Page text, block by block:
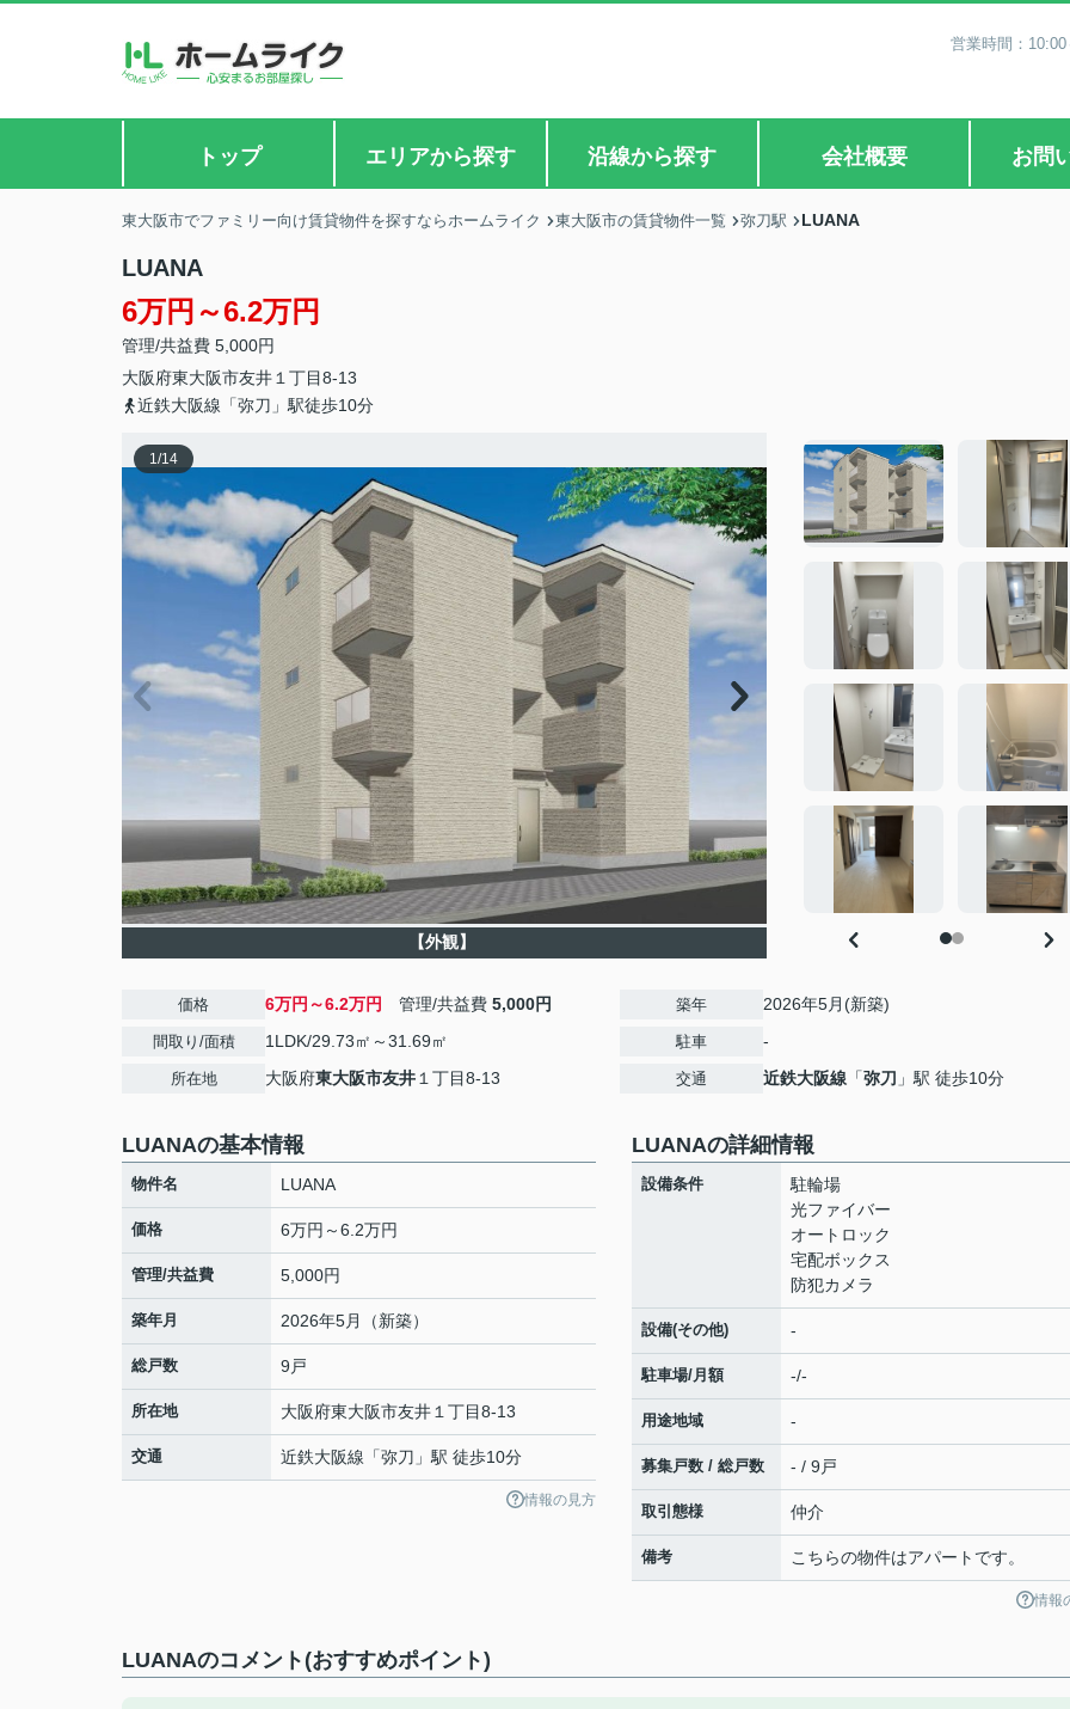
営業時間：
トップ エリアから探す 沿線から探す 会社概要 お問
東大阪市でファミリー向け賃貸物件を探すならホームライク 東大阪市の賃貸物件一覧 弥刀駅 LUANA
LUANA
6万円～6.2万円
管理/共益費 5,000円
大阪府東大阪市友井 １丁目8-13
近鉄大阪線「弥刀」駅徒歩10分
1/14
【外観】
価格 6万円～6.2万円 管理/共益費 5,000円
間取り/面積 1LDK/29.73㎡～31.69㎡
所在地 大阪府東大阪市友井 １丁目8-13
築年 2026年5月(新築)
駐車 -
交通 近鉄大阪線 「弥刀 」駅 徒歩10分
LUANAの基本情報
物件名 LUANA
価格 6万円～6.2万円
管理/共益費 5,000円
築年月 2026年5月（新築）
総戸数 9戸
所在地 大阪府東大阪市友井 １丁目8-13
交通 近鉄大阪線 「弥刀 」駅 徒歩10分
情報の見方
LUANAの詳細情報
設備条件
駐輪場
光ファイバー
オートロック
宅配ボックス
防犯カメラ
設備(その他) -
駐車場/月額 -/-
用途地域 -
募集戸数 / 総戸数 - / 9戸
取引態様 仲介
備考 こちらの物件はアパートです。
情報
LUANAのコメント(おすすめポイント)